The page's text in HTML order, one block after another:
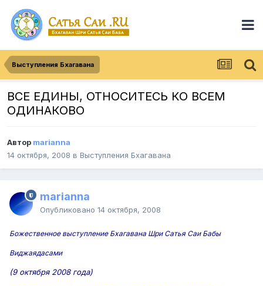
Выступления Бхагавана
ВСЕ ЕДИНЫ, ОТНОСИТЕСЬ КО ВСЕМ
ОДИНАКОВО
Автор marianna
14 октября, 2008 в Выступления Бхагавана
marianna
Опубликовано 14 октября, 2008
Божественное выступление Бхагавана Шри Сатья Саи Бабы
Виджаядасами
(9 октября 2008 года)